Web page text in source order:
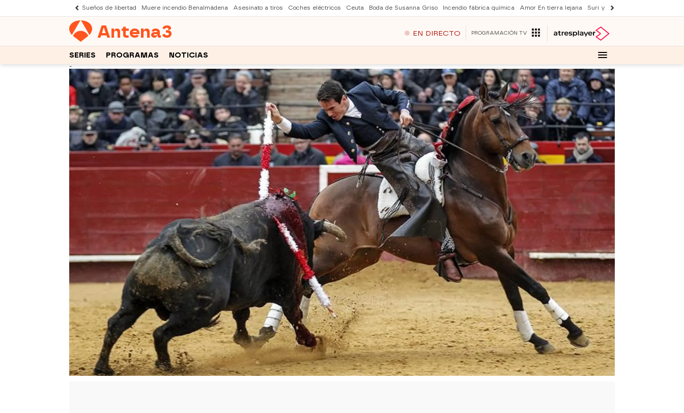
Sueños de libertad Muere incendio Benalmádena Asesinato a tiros Coches eléctricos Ceuta Boda de Susanna Griso Incendio fábrica química Amor En tierra lejana Suri y Tom Cruise
Antena3 EN DIRECTO PROGRAMACIÓN TV
SERIES PROGRAMAS NOTICIAS
-